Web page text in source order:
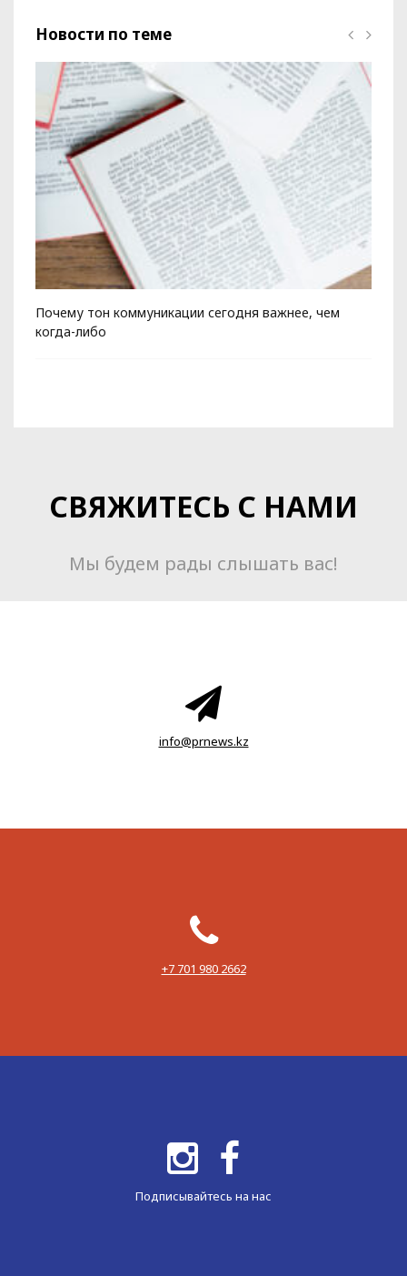
Новости по теме
Почему тон коммуникации сегодня важнее, чем
когда-либо
СВЯЖИТЕСЬ С НАМИ
Мы будем рады слышать вас!
info@prnews.kz
‪+7 701 980 2662‬
Подписывайтесь на нас